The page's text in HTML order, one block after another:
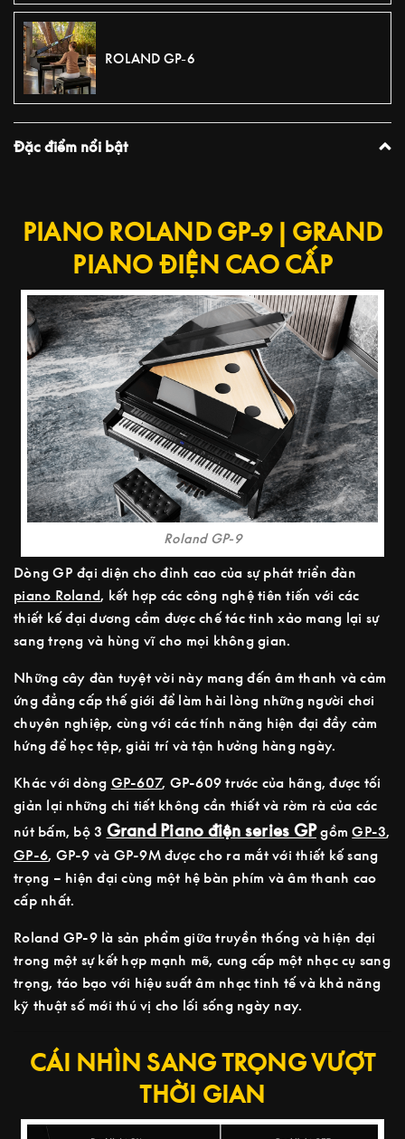
ROLAND GP-6
Đặc điểm nổi bật
PIANO ROLAND GP-9 | GRAND
PIANO ĐIỆN CAO CẤP
Roland GP-9
Dòng GP đại diện cho đỉnh cao của sự phát triển đàn
piano Roland, kết hợp các công nghệ tiên tiến với các
thiết kế đại dương cầm được chế tác tinh xảo mang lại sự
sang trọng và hùng vĩ cho mọi không gian.
Những cây đàn tuyệt vời này mang đến âm thanh và cảm
ứng đẳng cấp thế giới để làm hài lòng những người chơi
chuyên nghiệp, cùng với các tính năng hiện đại đầy cảm
hứng để học tập, giải trí và tận hưởng hàng ngày.
Khác với dòng GP-607, GP-609 trước của hãng, được tối
giản lại những chi tiết không cần thiết và rờm rà của các
nút bấm, bộ 3 Grand Piano điện series GPgồmGP-3,
GP-6, GP-9 và GP-9M được cho ra mắt với thiết kế sang
trọng – hiện đại cùng một hệ bàn phím và âm thanh cao
cấp nhất.
Roland GP-9 là sản phẩm giữa truyền thống và hiện đại
trong một sự kết hợp mạnh mẽ, cung cấp một nhạc cụ sang
trọng, táo bạo với hiệu suất âm nhạc tinh tế và khả năng
kỹ thuật số mới thú vị cho lối sống ngày nay.
CÁI NHÌN SANG TRỌNG VƯỢT
THỜI GIAN